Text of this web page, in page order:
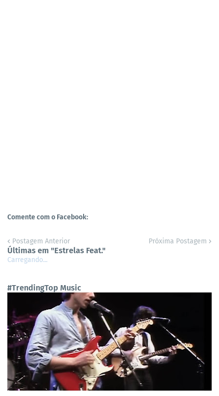
Comente com o Facebook:
Postagem Anterior Próxima Postagem
Últimas em "Estrelas Feat."
Carregando...
#TrendingTop Music